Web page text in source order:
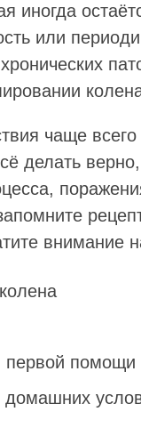
иногда
или
чаще
делать
внимание
первой помощи